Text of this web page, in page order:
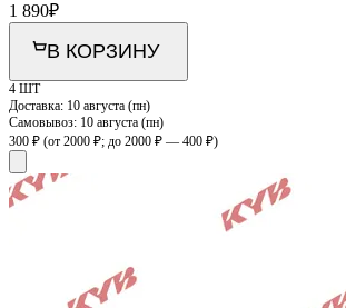
1 890₽
В КОРЗИНУ
4 ШТ
Доставка: 10 августа (пн)
Самовывоз: 10 августа (пн)
300 ₽ (от 2000 ₽; до 2000 ₽ — 400 ₽)